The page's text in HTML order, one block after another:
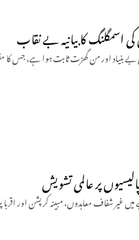
کا بیانیہ بے نقاب
کی اسمگلنگ کا دعویٰ بے بنیاد اور من گھڑت ثابت ہوا
پر عالمی تشویش
غیر شفاف معاہدوں، مبینہ کرپشن اور